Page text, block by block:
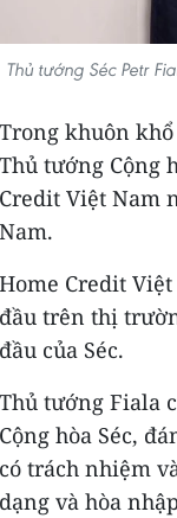
Thủ tướng Séc Petr
Trong khuôn
Thủ tướng Cộng
Credit Việt Nam
Nam.
Home Credit
đầu trên thị
đầu của Séc.
Thủ tướng Fiala
Cộng hòa Séc,
có trách nhiệm
dạng và hòa